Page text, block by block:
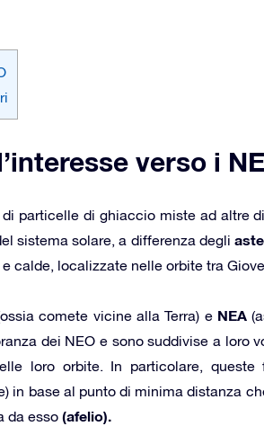
verso i
particelle di ghiaccio miste ad altre
sistema solare, a differenza degli
calde, localizzate nelle orbite tra
comete vicine alla Terra) e NEA
dei NEO e sono suddivise a loro
loro orbite. In particolare, queste
in base al punto di minima distanza
da esso (afelio).